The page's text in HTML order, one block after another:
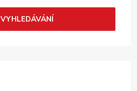
VYHLEDÁVÁNÍ